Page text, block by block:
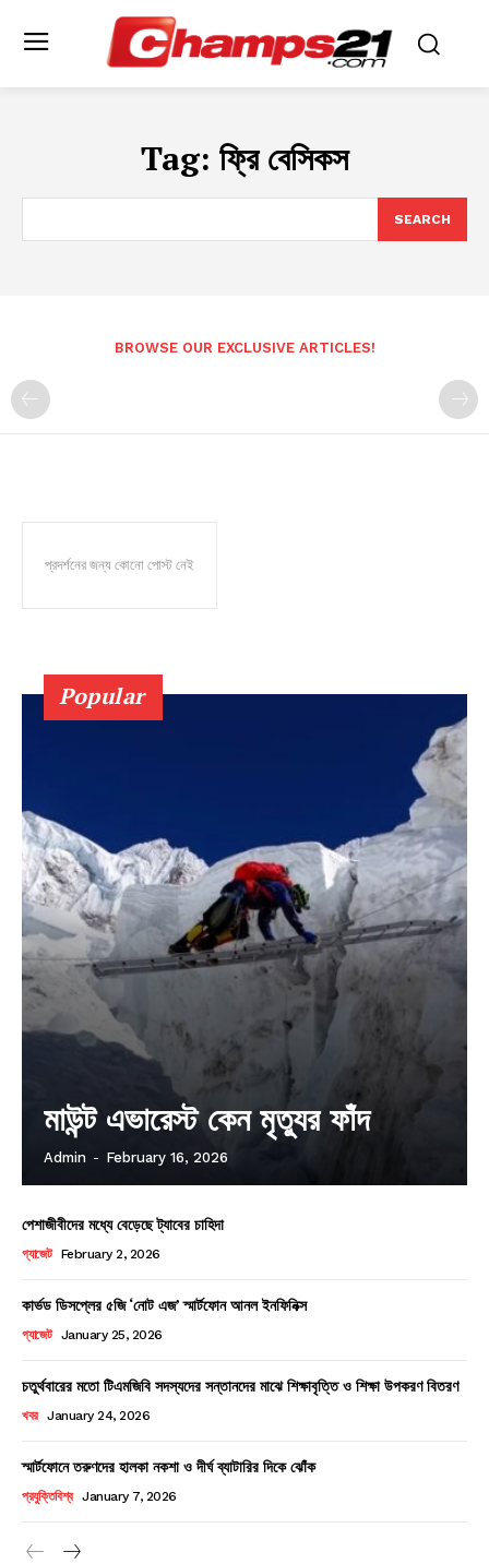
Tag: ফ্রি বেসিকস
SEARCH
BROWSE OUR EXCLUSIVE ARTICLES!
প্রদর্শনের জন্য কোনো পোস্ট নেই
Popular
মাউন্ট এভারেস্ট কেন মৃত্যুর ফাঁদ
Admin - February 16, 2026
পেশাজীবীদের মধ্যে বেড়েছে ট্যাবের চাহিদা
গ্যাজেট February 2, 2026
কার্ভড ডিসপ্লের ৫জি ‘নোট এজ’ স্মার্টফোন আনল ইনফিনিক্স
গ্যাজেট January 25, 2026
চতুর্থবারের মতো টিএমজিবি সদস্যদের সন্তানদের মাঝে শিক্ষাবৃত্তি ও শিক্ষা উপকরণ বিতরণ
খবর January 24, 2026
স্মার্টফোনে তরুণদের হালকা নকশা ও দীর্ঘ ব্যাটারির দিকে ঝোঁক
প্রযুক্তিবিশ্ব January 7, 2026